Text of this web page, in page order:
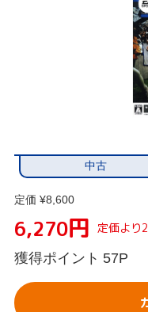
中古
定価 ¥8,600
6,270円 定価より
獲得ポイント 57P